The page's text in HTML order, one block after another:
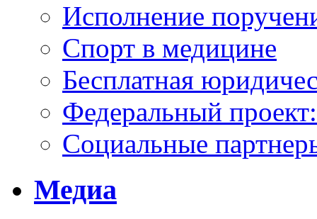
Исполнение
Спорт в медицине
Бесплатная
Федеральный
Социальные
Медиа